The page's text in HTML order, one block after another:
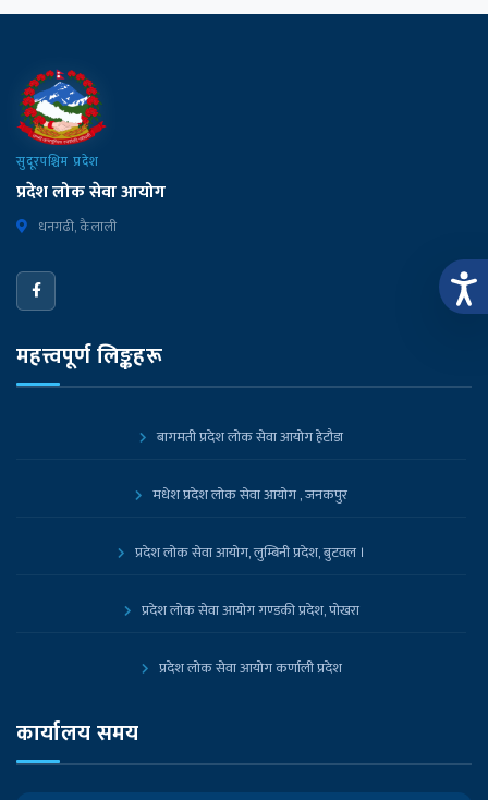
सुदूरपश्चिम प्रदेश
प्रदेश लोक सेवा आयोग
धनगढी, कैलाली
महत्त्वपूर्ण लिङ्कहरू
बागमती प्रदेश लोक सेवा आयोग हेटौडा
मधेश प्रदेश लोक सेवा आयोग , जनकपुर
प्रदेश लोक सेवा आयोग, लुम्बिनी प्रदेश, बुटवल ।
प्रदेश लोक सेवा आयोग गण्डकी प्रदेश, पोखरा
प्रदेश लोक सेवा आयोग कर्णाली प्रदेश
प्रदेश लोक सेवा आयोग, कोशी प्रदेश, विराटनगर
कार्यालय समय